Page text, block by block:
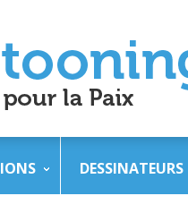
DESSINATEURS